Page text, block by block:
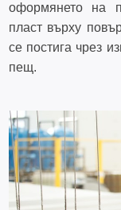
оформянето на
пласт върху
се постига чрез
пещ.